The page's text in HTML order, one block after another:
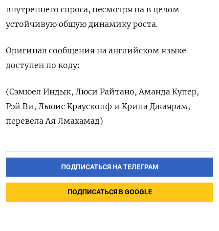
внутреннего спроса, несмотря на в целом
устойчивую общую динамику роста.
Оригинал сообщения на английском языке
‌доступен по коду:
(Сэмюел Индык, Люси Райтано, Аманда Купер,
Рэй Ви, Льюис Краускопф и Крипа Джаярам,
перевела Ая Лмахамад)
ПОДПИСАТЬСЯ НА ТЕЛЕГРАМ
ПОДПИСАТЬСЯ В GOOGLE